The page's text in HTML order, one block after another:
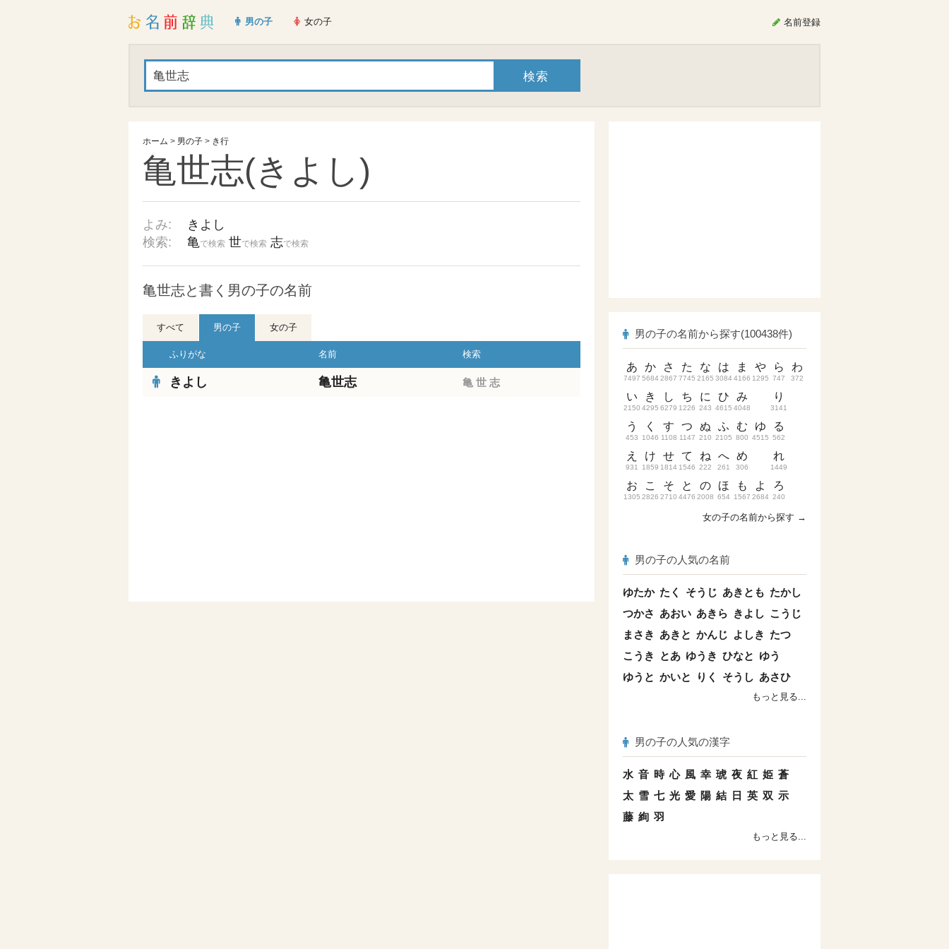
男の子 女の子 名前登録
ホーム > 男の子 > き行
亀世志(きよし)
よみ:
きよし
検索:
亀で検索 世で検索 志で検索
亀世志と書く男の子の名前
すべて 男の子 女の子
ふりがな 名前 検索
きよし 亀世志 亀 世 志
男の子の名前から探す(100438件)
あ
7497
い
2150
う
453
え
931
お
1305
か
5684
き
4295
く
1046
け
1859
こ
2826
さ
2867
し
6279
す
1108
せ
1814
そ
2710
た
7745
ち
1226
つ
1147
て
1546
と
4476
な
2165
に
243
ぬ
210
ね
222
の
2008
は
3084
ひ
4615
ふ
2105
へ
261
ほ
654
ま
4166
み
4048
む
800
め
306
も
1567
や
1295
ゆ
4515
よ
2684
ら
747
り
3141
る
562
れ
1449
ろ
240
わ
372
女の子の名前から探す →
男の子の人気の名前
ゆたか たく そうじ あきとも たかし
つかさ あおい あきら きよし こうじ
まさき あきと かんじ よしき たつ
こうき
とあ ゆうき ひなと ゆう
ゆうと かいと りく そうし あさひ
もっと見る...
男の子の人気の漢字
水 音 時 心 風 幸 琥 夜 紅 姫 蒼
太 雪 七 光 愛 陽 結 日 英 双 示
藤 絢 羽
もっと見る...